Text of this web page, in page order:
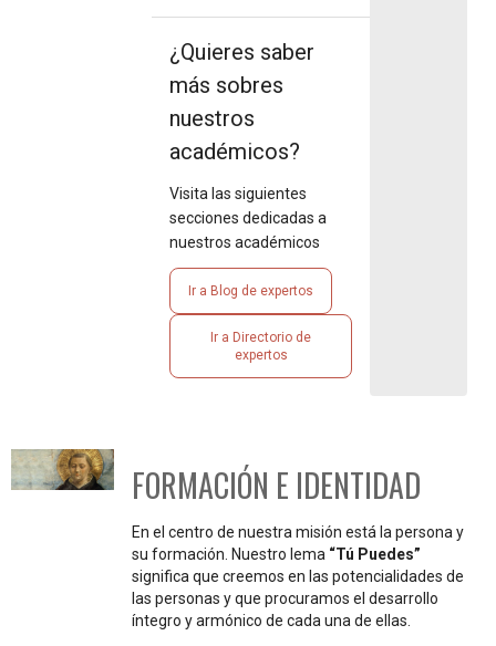
¿Quieres saber
más sobres
nuestros
académicos?
Visita las siguientes
secciones dedicadas a
nuestros académicos
Ir a Blog de expertos
Ir a Directorio de
expertos
FORMACIÓN E IDENTIDAD
En el centro de nuestra misión está la persona y
su formación. Nuestro lema “Tú Puedes”
significa que creemos en las potencialidades de
las personas y que procuramos el desarrollo
íntegro y armónico de cada una de ellas.